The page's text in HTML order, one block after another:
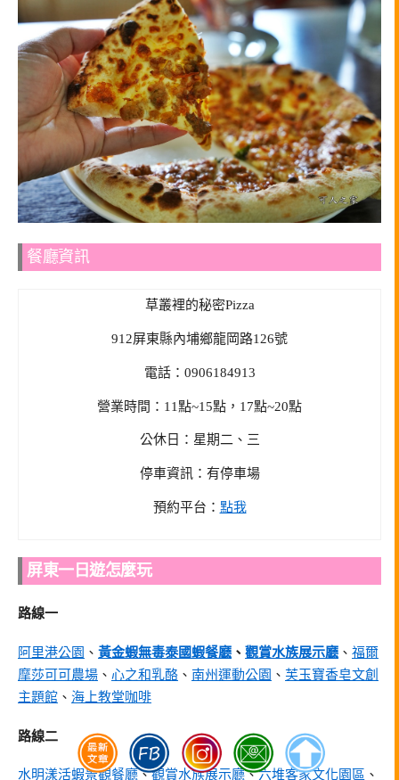
餐廳資訊
草叢裡的秘密Pizza
912屏東縣內埔鄉龍岡路126號
電話：0906184913
營業時間：11點~15點，17點~20點
公休日：星期二、三
停車資訊：有停車場
預約平台： 點我
屏東一日遊怎麼玩
路線一
阿里港公園 、 黃金蝦無毒泰國蝦餐廳 、 觀賞水族展示廳 、 福爾
摩莎可可農場 、 心之和乳酪 、 南州運動公園 、 芙玉寶香皂文創
主題館 、 海上教堂咖啡
路線二
水明漾活蝦景觀餐廳、觀賞水族展示廳、六堆客家文化園區 、